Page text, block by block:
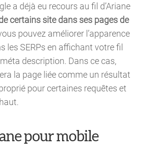
a déjà eu recours au fil d’Ariane
certains site dans ses pages de
pouvez améliorer l’apparence
les SERPs en affichant votre fil
description. Dans ce cas,
la page liée comme un résultat
pour certaines requêtes et
pour mobile